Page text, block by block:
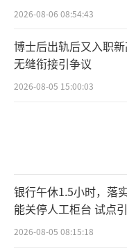
2026-08-06 08:54:43
博士后出轨后又入职
无缝衔接引争议
2026-08-05 15:00:03
银行午休1.5小时，落
能关停人工柜台 试点
2026-08-05 08:15:18